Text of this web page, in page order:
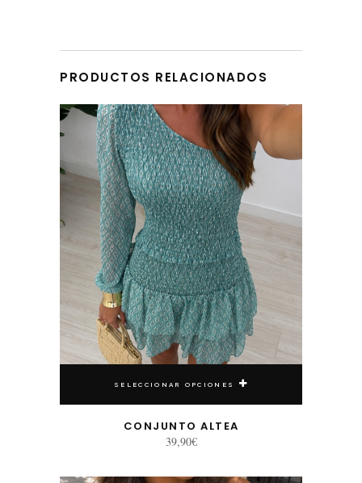
PRODUCTOS RELACIONADOS
SELECCIONAR OPCIONES
Este producto tiene múltiples variantes. Las opciones se pueden elegir en la página de producto
CONJUNTO ALTEA
39,90€
Este producto tiene múltiples variantes. Las opciones se pueden elegir en la página de producto